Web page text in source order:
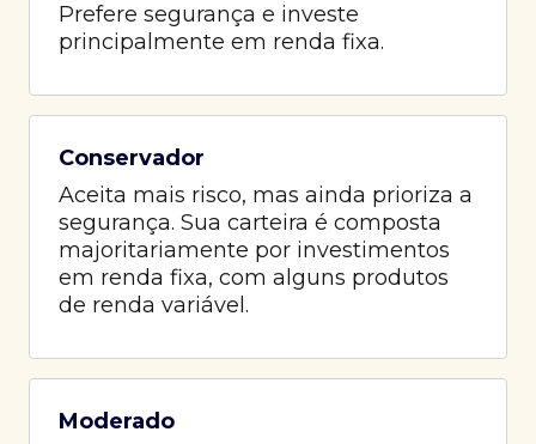
Prefere segurança e investe
principalmente em renda fixa.
Conservador
Aceita mais risco, mas ainda prioriza a
segurança. Sua carteira é composta
majoritariamente por investimentos
em renda fixa, com alguns produtos
de renda variável.
Moderado